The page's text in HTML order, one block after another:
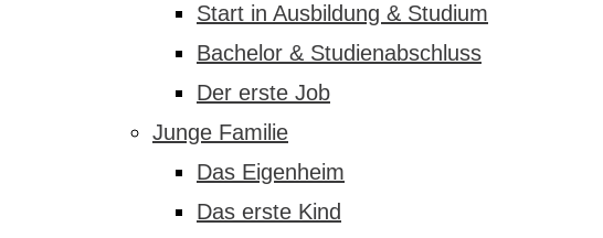
Start in Ausbildung & Studium
Bachelor & Studienabschluss
Der erste Job
Junge Familie
Das Eigenheim
Das erste Kind